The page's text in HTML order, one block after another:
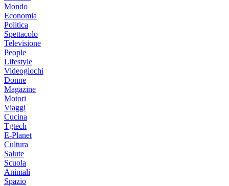
Mondo
Economia
Politica
Spettacolo
Televisione
People
Lifestyle
Videogiochi
Donne
Magazine
Motori
Viaggi
Cucina
Tgtech
E-Planet
Cultura
Salute
Scuola
Animali
Spazio